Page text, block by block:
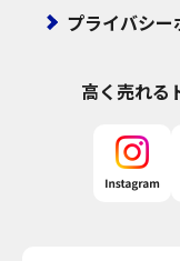
プライバシー
高く売れる